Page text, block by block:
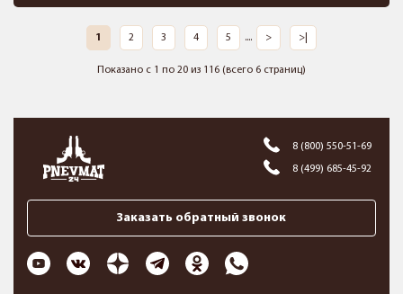
1 2 3 4 5 .... > >|
Показано с 1 по 20 из 116 (всего 6 страниц)
8 (800) 550-51-69
8 (499) 685-45-92
Заказать обратный звонок